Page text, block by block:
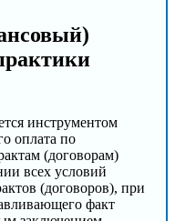
инструментом
оплата по
(договорам)
всех условий
(договоров), при
факт